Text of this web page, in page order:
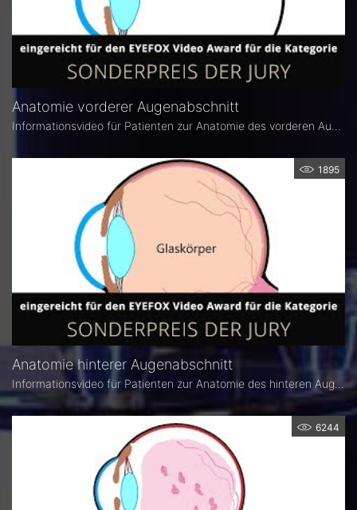
Anatomie vorderer Augenabschnitt
1895
Anatomie hinterer Augenabschnitt
6244